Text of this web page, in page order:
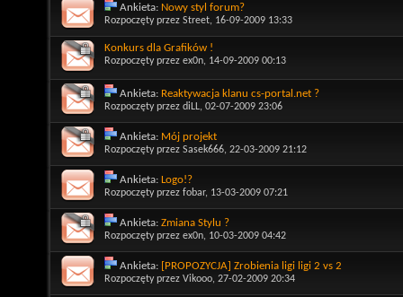
Ankieta: Nowy styl forum?
Rozpoczęty przez Street, 16-09-2009 13:33
Konkurs dla Grafików !
Rozpoczęty przez ex0n, 14-09-2009 00:13
Ankieta: Reaktywacja klanu cs-portal.net ?
Rozpoczęty przez diLL, 02-07-2009 23:06
Ankieta: Mój projekt
Rozpoczęty przez Sasek666, 22-03-2009 21:12
Ankieta: Logo!?
Rozpoczęty przez fobar, 13-03-2009 07:21
Ankieta: Zmiana Stylu ?
Rozpoczęty przez ex0n, 10-03-2009 04:42
Ankieta: [PROPOZYCJA] Zrobienia ligi ligi 2 vs 2
Rozpoczęty przez Vikooo, 27-02-2009 20:34